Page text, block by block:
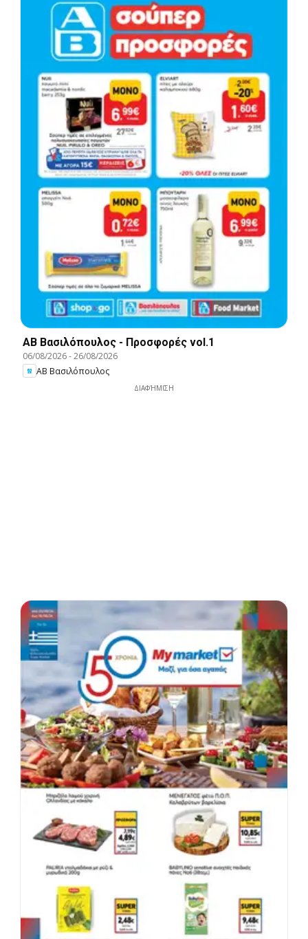
ΑΒ Βασιλόπουλος - Προσφορές vol.1
06/08/2026-26/08/2026
ΑΒ Βασιλόπουλος
ΔΙΑΦΉΜΙΣΗ